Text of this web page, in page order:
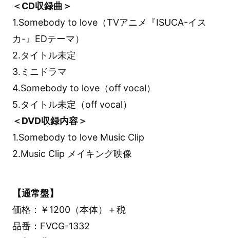
＜CD収録曲＞
1.Somebody to love（TVアニメ『ISUCA-イス
カ-』EDテーマ）
2.タイトル未定
3.ミニドラマ
4.Somebody to love（off vocal）
5.タイトル未定（off vocal）
＜DVD収録内容＞
1.Somebody to love Music Clip
2.Music Clip メイキング映像
【通常盤】
価格：￥1200（本体）＋税
品番：FVCG-1332